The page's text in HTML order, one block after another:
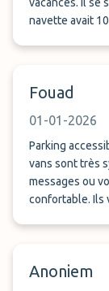
navette avait
me demande
disant qu'il a
(4 personnes),
attend encore
1h15 à
reprises. Le service est très bien organisé et les chauffeurs
Fouad
01-01-2026
Parking
vans sont très
messages ou
confortable. Ils
Anoniem